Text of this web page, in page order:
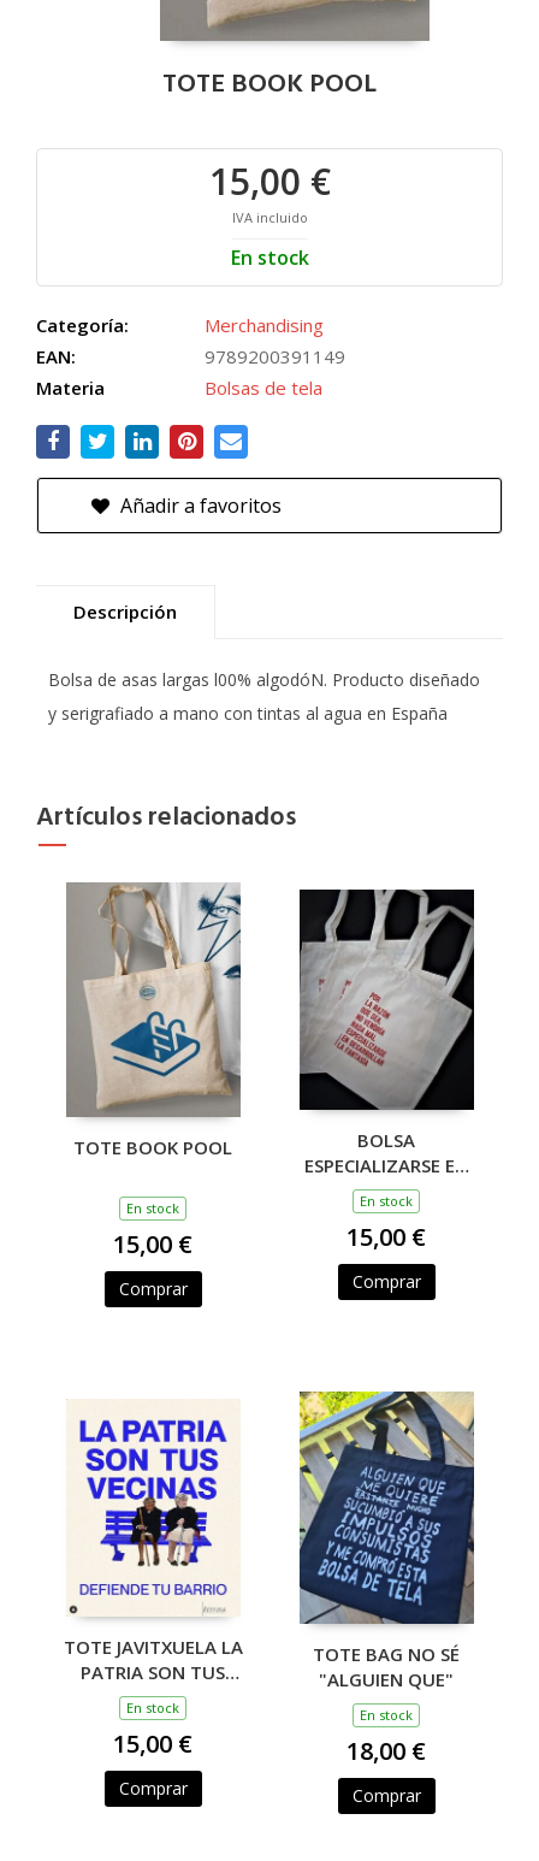
TOTE BOOK POOL
15,00 €
IVA incluido
En stock
Categoría:
Merchandising
EAN:
9789200391149
Materia
Bolsas de tela
Añadir a favoritos
Descripción
Bolsa de asas largas l00% algodóN. Producto diseñado
y serigrafiado a mano con tintas al agua en España
Artículos relacionados
TOTE BOOK POOL
En stock
15,00 €
Comprar
BOLSA
ESPECIALIZARSE EN
DESARROLLAR LA
FANTASÍA
En stock
15,00 €
Comprar
TOTE JAVITXUELA LA
PATRIA SON TUS
VECINAS
En stock
15,00 €
Comprar
TOTE BAG NO SÉ
"ALGUIEN QUE"
En stock
18,00 €
Comprar